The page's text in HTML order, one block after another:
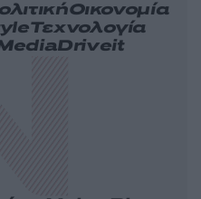
Οικονομία
Τεχνολογία
Driveit